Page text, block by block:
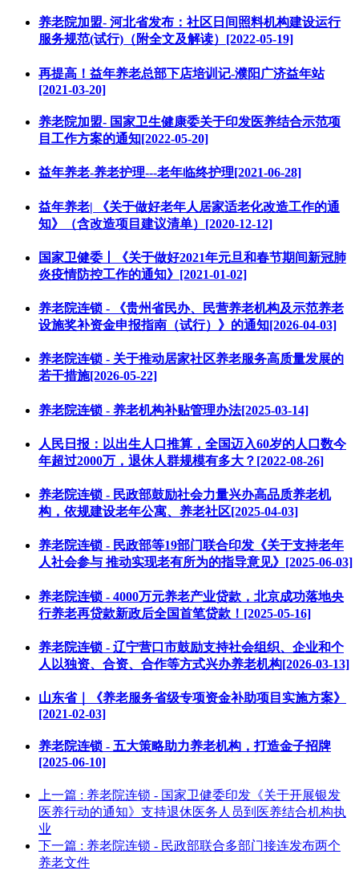
养老院加盟- 河北省发布：社区日间照料机构建设运行
服务规范(试行)（附全文及解读）[2022-05-19]
再提高！益年养老总部下店培训记-濮阳广济益年站
[2021-03-20]
养老院加盟- 国家卫生健康委关于印发医养结合示范项
目工作方案的通知[2022-05-20]
益年养老-养老护理---老年临终护理[2021-06-28]
益年养老| 《关于做好老年人居家适老化改造工作的通
知》（含改造项目建议清单）[2020-12-12]
国家卫健委丨《关于做好2021年元旦和春节期间新冠肺
炎疫情防控工作的通知》[2021-01-02]
养老院连锁 - 《贵州省民办、民营养老机构及示范养老
设施奖补资金申报指南（试行）》的通知[2026-04-03]
养老院连锁 - 关于推动居家社区养老服务高质量发展的
若干措施[2026-05-22]
养老院连锁 - 养老机构补贴管理办法[2025-03-14]
人民日报：以出生人口推算，全国迈入60岁的人口数今
年超过2000万，退休人群规模有多大？[2022-08-26]
养老院连锁 - 民政部鼓励社会力量兴办高品质养老机
构，依规建设老年公寓、养老社区[2025-04-03]
养老院连锁 - 民政部等19部门联合印发《关于支持老年
人社会参与 推动实现老有所为的指导意见》[2025-06-03]
养老院连锁 - 4000万元养老产业贷款，北京成功落地央
行养老再贷款新政后全国首笔贷款！[2025-05-16]
养老院连锁 - 辽宁营口市鼓励支持社会组织、企业和个
人以独资、合资、合作等方式兴办养老机构[2026-03-13]
山东省｜《养老服务省级专项资金补助项目实施方案》
[2021-02-03]
养老院连锁 - 五大策略助力养老机构，打造金子招牌
[2025-06-10]
上一篇 : 养老院连锁 - 国家卫健委印发《关于开展银发
医养行动的通知》支持退休医务人员到医养结合机构执
业
下一篇 : 养老院连锁 - 民政部联合多部门接连发布两个
养老文件